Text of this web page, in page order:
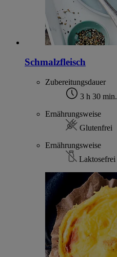
Schmalzfleisch
Zubereitungsdauer
3 h 30 min.
Ernährungsweise
Glutenfrei
Ernährungsweise
Laktosefrei